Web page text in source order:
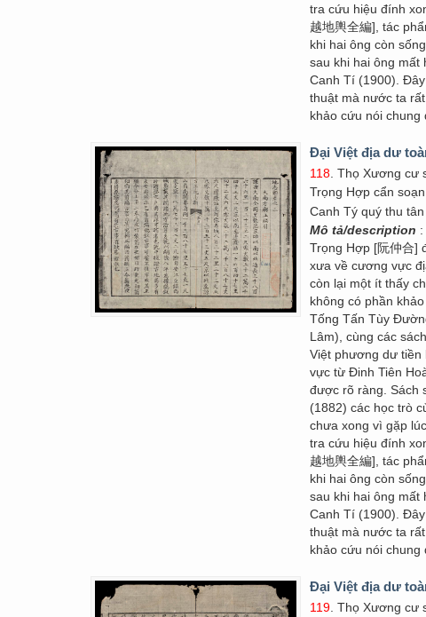
tra cứu hiệu đính
越地輿全編], tác
khi hai ông còn
sau khi hai ông mất
Canh Tí (1900).
thuật mà nước ta
khảo cứu nói chung
Đại Việt địa dư
118. Thọ Xương cư
Trọng Hợp cẩn soạn
Canh Tý quý thu
Mô tả/description
Trọng Hợp [阮仲合]
xưa về cương vực
còn lại một ít thấy
không có phần
Tống Tấn Tùy
Lâm), cùng các
Việt phương dư tiền
vực từ Đinh Tiên
được rõ ràng. Sách
(1882) các học trò
chưa xong vì gặp
tra cứu hiệu đính
越地輿全編], tác
khi hai ông còn
sau khi hai ông mất
Canh Tí (1900).
thuật mà nước ta
khảo cứu nói chung
Đại Việt địa dư
119. Thọ Xương cư